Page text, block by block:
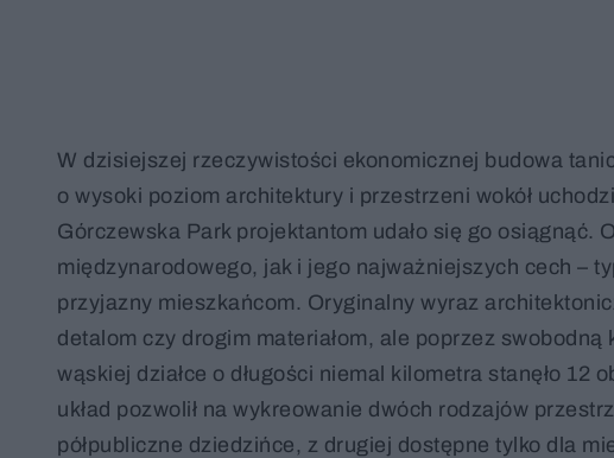
W dzisiejszej rzeczywistości ekonomicznej budowa
o wysoki poziom architektury i przestrzeni wokół
Górczewska Park projektantom udało się go osiągnąć.
międzynarodowego, jak i jego najważniejszych cech –
przyjazny mieszkańcom. Oryginalny wyraz
detalom czy drogim materiałom, ale poprzez
wąskiej działce o długości niemal kilometra stanęło
układ pozwolił na wykreowanie dwóch rodzajów
półpubliczne dziedzińce, z drugiej dostępne tylko dla